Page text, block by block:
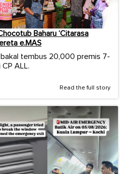
Baharu ‘Citarasa
e.MAS
bakal tembus 20,000 premis 7-
ALL.
Read the full story